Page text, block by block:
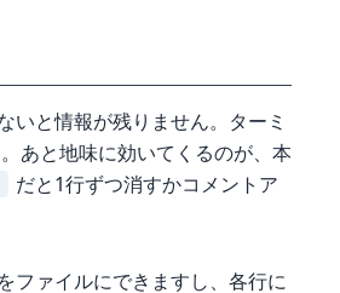
いと情報が残りません。ターミ
あと地味に効いてくるのが、本
だと1行ずつ消すかコメントア
ファイルにできますし、各行に